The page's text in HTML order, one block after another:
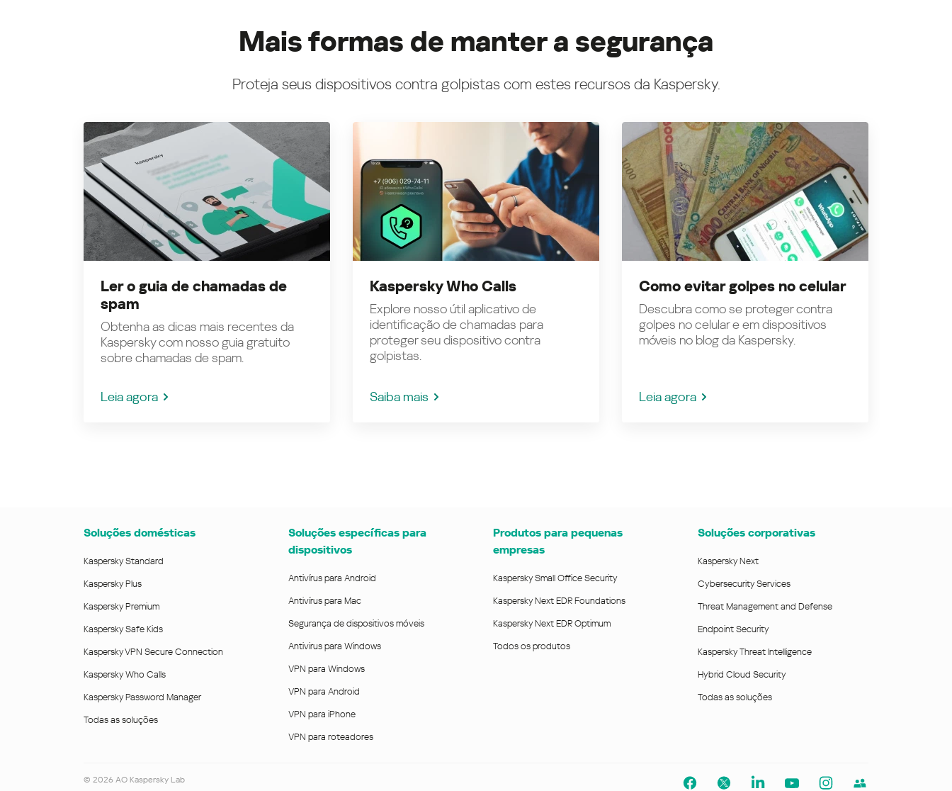
Mais formas de manter a segurança
Proteja seus dispositivos contra golpistas com estes recursos da Kaspersky.
Ler o guia de chamadas de
spam
Obtenha as dicas mais recentes da
Kaspersky com nosso guia gratuito
sobre chamadas de spam.
Leia agora
Kaspersky Who Calls
Explore nosso útil aplicativo de
identificação de chamadas para
proteger seu dispositivo contra
golpistas.
Saiba mais
Como evitar golpes no celular
Descubra como se proteger contra
golpes no celular e em dispositivos
móveis no blog da Kaspersky.
Leia agora
Soluções domésticas
Kaspersky Standard
Kaspersky Plus
Kaspersky Premium
Kaspersky Safe Kids
Kaspersky VPN Secure Connection
Kaspersky Who Calls
Kaspersky Password Manager
Todas as soluções
Soluções específicas para
dispositivos
Antivírus para Android
Antivírus para Mac
Segurança de dispositivos móveis
Antivirus para Windows
VPN para Windows
VPN para Android
VPN para iPhone
VPN para roteadores
Produtos para pequenas
empresas
Kaspersky Small Office Security
Kaspersky Next EDR Foundations
Kaspersky Next EDR Optimum
Todos os produtos
Soluções corporativas
Kaspersky Next
Cybersecurity Services
Threat Management and Defense
Endpoint Security
Kaspersky Threat Intelligence
Hybrid Cloud Security
Todas as soluções
© 2026 AO Kaspersky Lab